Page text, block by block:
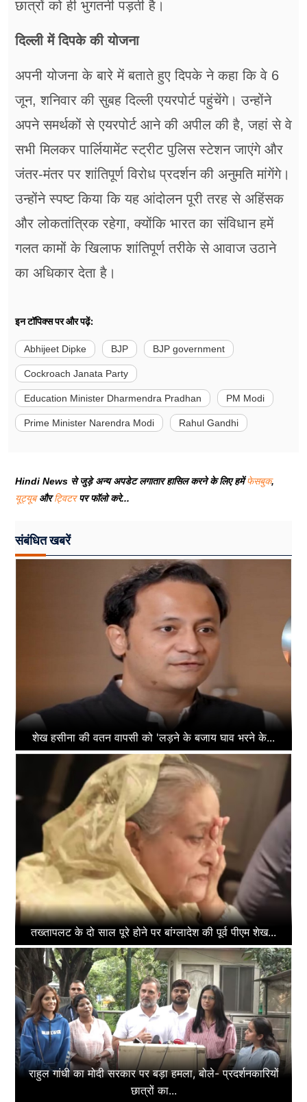
छात्रों को ही भुगतनी पड़ती है।
दिल्ली में दिपके की योजना
अपनी योजना के बारे में बताते हुए दिपके ने कहा कि वे 6
जून, शनिवार की सुबह दिल्ली एयरपोर्ट पहुंचेंगे। उन्होंने
अपने समर्थकों से एयरपोर्ट आने की अपील की है, जहां से वे
सभी मिलकर पार्लियामेंट स्ट्रीट पुलिस स्टेशन जाएंगे और
जंतर-मंतर पर शांतिपूर्ण विरोध प्रदर्शन की अनुमति मांगेंगे।
उन्होंने स्पष्ट किया कि यह आंदोलन पूरी तरह से अहिंसक
और लोकतांत्रिक रहेगा, क्योंकि भारत का संविधान हमें
गलत कामों के खिलाफ शांतिपूर्ण तरीके से आवाज उठाने
का अधिकार देता है।
इन टॉपिक्स पर और पढ़ें:
Abhijeet Dipke BJP BJP government
Cockroach Janata Party
Education Minister Dharmendra Pradhan PM Modi
Prime Minister Narendra Modi Rahul Gandhi
Hindi News से जुड़े अन्य अपडेट लगातार हासिल करने के लिए हमेंफेसबुक,
यूट्यूबऔरट्विटरपर फॉलो करे...
संबंधित खबरें
शेख हसीना की वतन वापसी को 'लड़ने के बजाय घाव भरने के...
तख्तापलट के दो साल पूरे होने पर बांग्लादेश की पूर्व पीएम शेख...
राहुल गांधी का मोदी सरकार पर बड़ा हमला, बोले- प्रदर्शनकारियों
छात्रों का...